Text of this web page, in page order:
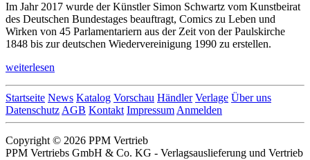
Im Jahr 2017 wurde der Künstler Simon Schwartz vom Kunstbeirat
des Deutschen Bundestages beauftragt, Comics zu Leben und
Wirken von 45 Parlamentariern aus der Zeit von der Paulskirche
1848 bis zur deutschen Wiedervereinigung 1990 zu erstellen.
weiterlesen
Startseite News Katalog Vorschau Händler Verlage Über uns
DatenschutzAGB Kontakt ImpressumAnmelden
Copyright © 2026 PPM Vertrieb
PPM Vertriebs GmbH & Co. KG - Verlagsauslieferung und Vertrieb